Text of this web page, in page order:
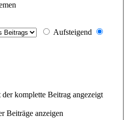
Aufsteigend
komplette Beitrag angezeigt
Beiträge anzeigen